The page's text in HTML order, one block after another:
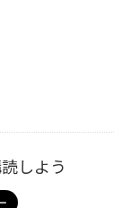
しよう